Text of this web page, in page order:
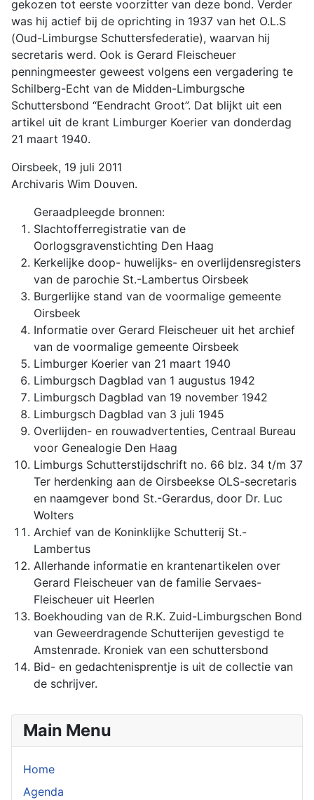
Main Menu
Home
Agenda
gekozen tot eerste voorzitter van deze bond. Verder
was hij actief bij de oprichting in 1937 van het O.L.S
(Oud-Limburgse Schuttersfederatie), waarvan hij
secretaris werd. Ook is Gerard Fleischeuer
penningmeester geweest volgens een vergadering te
Schilberg-Echt van de Midden-Limburgsche
Schuttersbond “Eendracht Groot”. Dat blijkt uit een
artikel uit de krant Limburger Koerier van donderdag
21 maart 1940.
Oirsbeek, 19 juli 2011
Archivaris Wim Douven.
Geraadpleegde bronnen:
Slachtofferregistratie van de
Oorlogsgravenstichting Den Haag
Kerkelijke doop- huwelijks- en overlijdensregisters
van de parochie St.-Lambertus Oirsbeek
Burgerlijke stand van de voormalige gemeente
Oirsbeek
Informatie over Gerard Fleischeuer uit het archief
van de voormalige gemeente Oirsbeek
Limburger Koerier van 21 maart 1940
Limburgsch Dagblad van 1 augustus 1942
Limburgsch Dagblad van 19 november 1942
Limburgsch Dagblad van 3 juli 1945
Overlijden- en rouwadvertenties, Centraal Bureau
voor Genealogie Den Haag
Limburgs Schutterstijdschrift no. 66 blz. 34 t/m 37
Ter herdenking aan de Oirsbeekse OLS-secretaris
en naamgever bond St.-Gerardus, door Dr. Luc
Wolters
Archief van de Koninklijke Schutterij St.-
Lambertus
Allerhande informatie en krantenartikelen over
Gerard Fleischeuer van de familie Servaes-
Fleischeuer uit Heerlen
Boekhouding van de R.K. Zuid-Limburgschen Bond
van Geweerdragende Schutterijen gevestigd te
Amstenrade. Kroniek van een schuttersbond
Bid- en gedachtenisprentje is uit de collectie van
de schrijver.